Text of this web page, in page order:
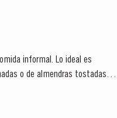
informal. Lo ideal es
o de almendras tostadas.